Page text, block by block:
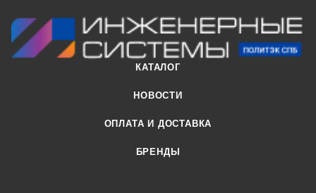
КАТАЛОГ
НОВОСТИ
ОПЛАТА И ДОСТАВКА
БРЕНДЫ